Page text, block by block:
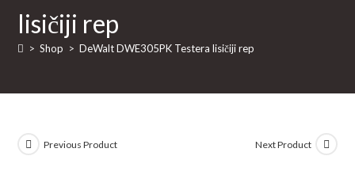
lisičiji rep
> Shop > DeWalt DWE305PK Testera lisičiji rep
Previous Product Next Product